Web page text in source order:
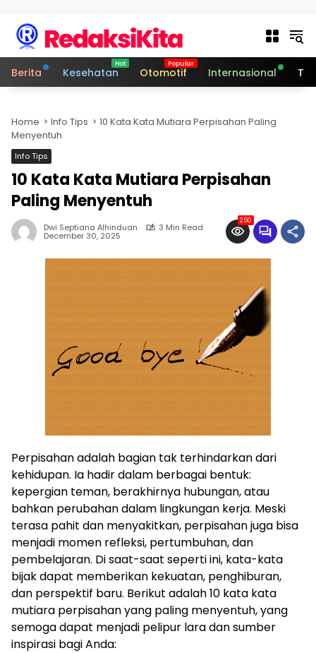
Berita Kesehatan Otomotif Internasional
Home Info Tips
10 Kata Kata Mutiara Perpisahan Paling
Menyentuh
Info Tips
10 Kata Kata Mutiara Perpisahan
Paling Menyentuh
Dwi Septiana Alhinduan 3 Min Read
December 30, 2025
250
Perpisahan adalah bagian tak terhindarkan dari
kehidupan. Ia hadir dalam berbagai bentuk:
kepergian teman, berakhirnya hubungan, atau
bahkan perubahan dalam lingkungan kerja. Meski
terasa pahit dan menyakitkan, perpisahan juga bisa
menjadi momen refleksi, pertumbuhan, dan
pembelajaran. Di saat-saat seperti ini, kata-kata
bijak dapat memberikan kekuatan, penghiburan,
dan perspektif baru. Berikut adalah 10 kata kata
mutiara perpisahan yang paling menyentuh, yang
semoga dapat menjadi pelipur lara dan sumber
inspirasi bagi Anda: